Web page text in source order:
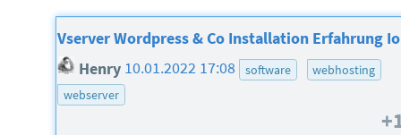
Vserver Wordpress & Co Installation Erfahrung
Henry 10.01.2022 17:08 software
webhosting
webserver